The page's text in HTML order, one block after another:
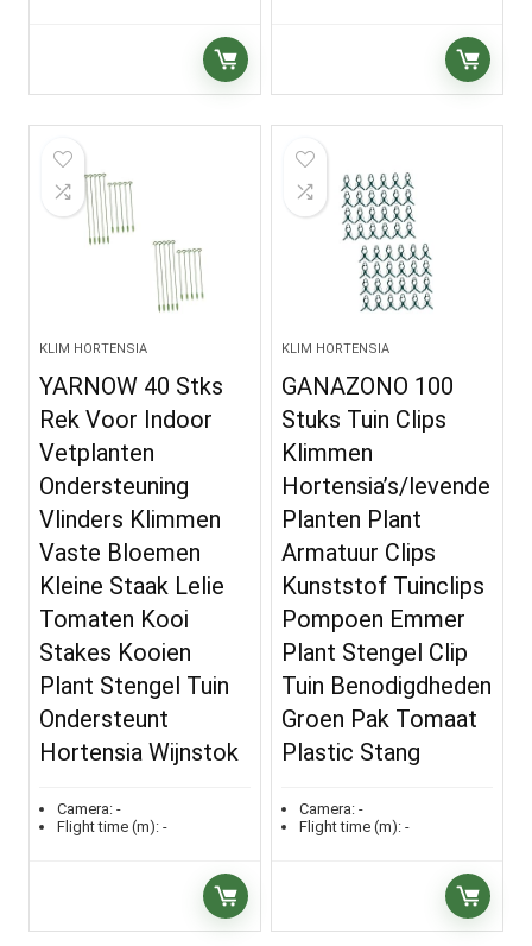
KLIM HORTENSIA
YARNOW 40 Stks
Rek Voor Indoor
Vetplanten
Ondersteuning
Vlinders Klimmen
Vaste Bloemen
Kleine Staak Lelie
Tomaten Kooi
Stakes Kooien
Plant Stengel Tuin
Ondersteunt
Hortensia Wijnstok
Camera: -
Flight time (m): -
KLIM HORTENSIA
GANAZONO 100
Stuks Tuin Clips
Klimmen
Hortensia’s/levende
Planten Plant
Armatuur Clips
Kunststof Tuinclips
Pompoen Emmer
Plant Stengel Clip
Tuin Benodigdheden
Groen Pak Tomaat
Plastic Stang
Camera: -
Flight time (m): -